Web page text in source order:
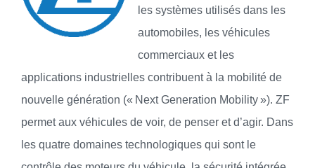
les systèmes utilisés dans les
automobiles, les véhicules
commerciaux et les
applications industrielles contribuent à la mobilité de
nouvelle génération (« Next Generation Mobility »). ZF
permet aux véhicules de voir, de penser et d’agir. Dans
les quatre domaines technologiques qui sont le